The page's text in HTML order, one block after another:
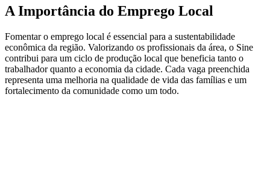
A Importância do Emprego Local
Fomentar o emprego local é essencial para a sustentabilidade
econômica da região. Valorizando os profissionais da área, o Sine
contribui para um ciclo de produção local que beneficia tanto o
trabalhador quanto a economia da cidade. Cada vaga preenchida
representa uma melhoria na qualidade de vida das famílias e um
fortalecimento da comunidade como um todo.